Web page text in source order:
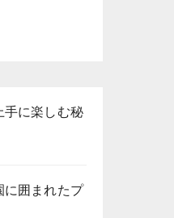
手に楽しむ秘
に囲まれたプ